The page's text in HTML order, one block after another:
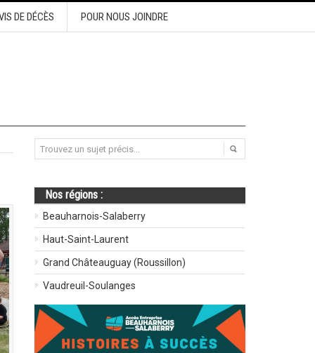
DE DÉCÈS POUR NOUS JOINDRE
Nos régions :
Beauharnois-Salaberry
Haut-Saint-Laurent
Grand Châteauguay (Roussillon)
Vaudreuil-Soulanges